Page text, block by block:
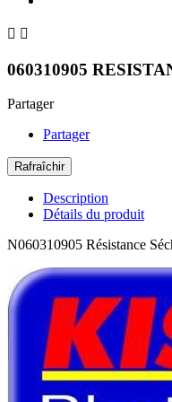
 
060310905
Partager
Partager
Description
Détails du produit
N060310905 Résistance